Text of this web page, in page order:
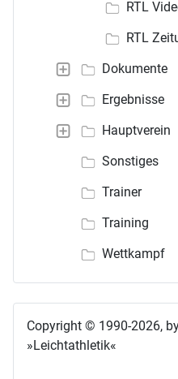
RTL
RTL
Dokumente
Ergebnisse
Hauptverein
Sonstiges
Trainer
Training
Wettkampf
Copyright © 1990-2026,
»Leichtathletik«